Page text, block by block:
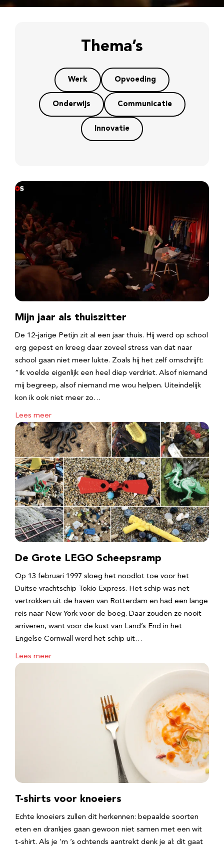
Thema’s
Werk Opvoeding
Onderwijs Communicatie
Innovatie
Mijn jaar als thuiszitter
De 12-jarige Petijn zit al een jaar thuis. Hij werd op school
erg gepest en kreeg daar zoveel stress van dat naar
school gaan niet meer lukte. Zoals hij het zelf omschrijft:
“Ik voelde eigenlijk een heel diep verdriet. Alsof niemand
mij begreep, alsof niemand me wou helpen. Uiteindelijk
kon ik ook niet meer zo…
Lees meer
De Grote LEGO Scheepsramp
Op 13 februari 1997 sloeg het noodlot toe voor het
Duitse vrachtschip Tokio Express. Het schip was net
vertrokken uit de haven van Rotterdam en had een lange
reis naar New York voor de boeg. Daar zouden ze nooit
arriveren, want voor de kust van Land’s End in het
Engelse Cornwall werd het schip uit…
Lees meer
T-shirts voor knoeiers
Echte knoeiers zullen dit herkennen: bepaalde soorten
eten en drankjes gaan gewoon niet samen met een wit
t-shirt. Als je ‘m ’s ochtends aantrekt denk je al: dit gaat